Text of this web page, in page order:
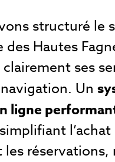
structuré le
des Hautes
ses
Un
ligne
les réservations,